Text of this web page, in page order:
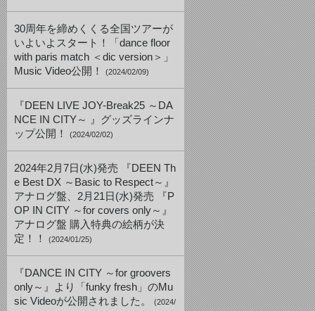
30周年を締めくくる全国ツアーが
いよいよスタート！「dance floor
with paris match ＜dic version＞」
Music Video公開！
(2024/02/09)
『DEEN LIVE JOY-Break25 ～DA
NCE IN CITY～ 』グッズラインナ
ップ公開！
(2024/02/02)
2024年2月7日(水)発売 『DEEN Th
e Best DX ～Basic to Respect～』
アナログ盤、2月21日(水)発売 『P
OP IN CITY ～for covers only～』
アナログ盤 購入特典の絵柄が決
定！！
(2024/01/25)
『DANCE IN CITY ～for groovers
only～』より「funky fresh」のMu
sic Videoが公開されました。
(2024/